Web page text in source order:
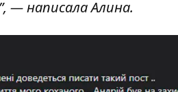
— написала Алина.